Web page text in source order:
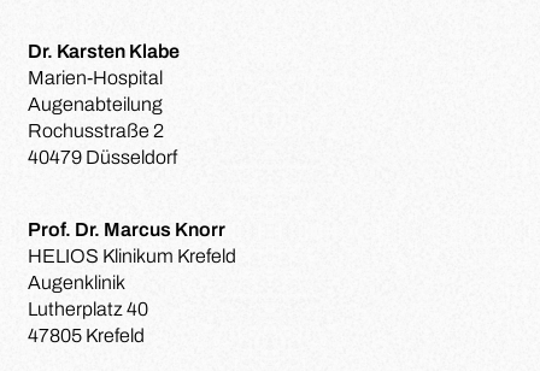
Dr. Karsten Klabe
Marien-Hospital
Augenabteilung
Rochusstraße 2
40479 Düsseldorf
Prof. Dr. Marcus Knorr
HELIOS Klinikum Krefeld
Augenklinik
Lutherplatz 40
47805 Krefeld